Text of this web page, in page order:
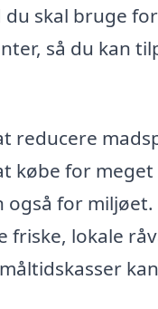
skal bruge
så du kan
reducere
købe for
for
friske, lokale